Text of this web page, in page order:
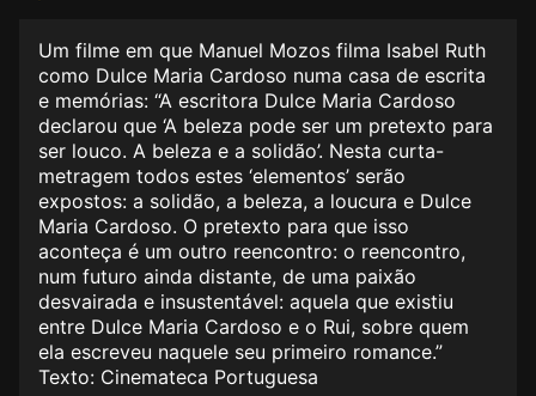
Um filme em que Manuel Mozos filma Isabel Ruth
como Dulce Maria Cardoso numa casa de escrita
e memórias: “A escritora Dulce Maria Cardoso
declarou que ‘A beleza pode ser um pretexto para
ser louco. A beleza e a solidão’. Nesta curta-
metragem todos estes ‘elementos’ serão
expostos: a solidão, a beleza, a loucura e Dulce
Maria Cardoso. O pretexto para que isso
aconteça é um outro reencontro: o reencontro,
num futuro ainda distante, de uma paixão
desvairada e insustentável: aquela que existiu
entre Dulce Maria Cardoso e o Rui, sobre quem
ela escreveu naquele seu primeiro romance.”
Texto: Cinemateca Portuguesa